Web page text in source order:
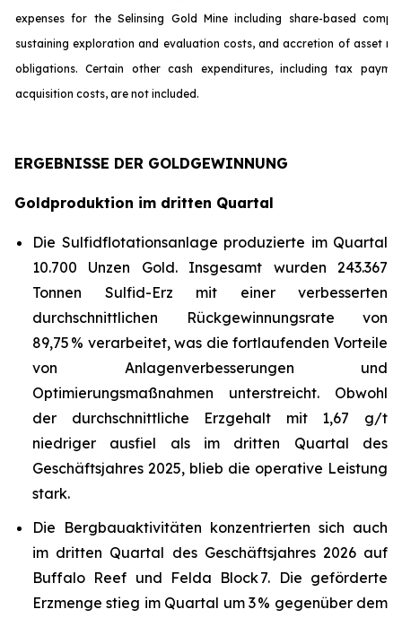
expenses for the Selinsing Gold Mine including share-based
sustaining exploration and evaluation costs, and accretion of asset
obligations. Certain other cash expenditures, including tax
acquisition costs, are not included.
ERGEBNISSE DER GOLDGEWINNUNG
Goldproduktion im dritten Quartal
Die Sulfidflotationsanlage produzierte im Quartal
10.700 Unzen Gold. Insgesamt wurden 243.367
Tonnen Sulfid-Erz mit einer verbesserten
durchschnittlichen Rückgewinnungsrate von
89,75 % verarbeitet, was die fortlaufenden Vorteile
von Anlagenverbesserungen und
Optimierungsmaßnahmen unterstreicht. Obwohl
der durchschnittliche Erzgehalt mit 1,67 g/t
niedriger ausfiel als im dritten Quartal des
Geschäftsjahres 2025, blieb die operative Leistung
stark.
Die Bergbauaktivitäten konzentrierten sich auch
im dritten Quartal des Geschäftsjahres 2026 auf
Buffalo Reef und Felda Block 7. Die geförderte
Erzmenge stieg im Quartal um 3 % gegenüber dem